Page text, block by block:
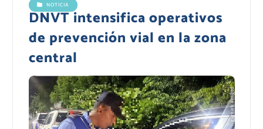
NOTICIA
DNVT intensifica operativos
de prevención vial en la zona
central